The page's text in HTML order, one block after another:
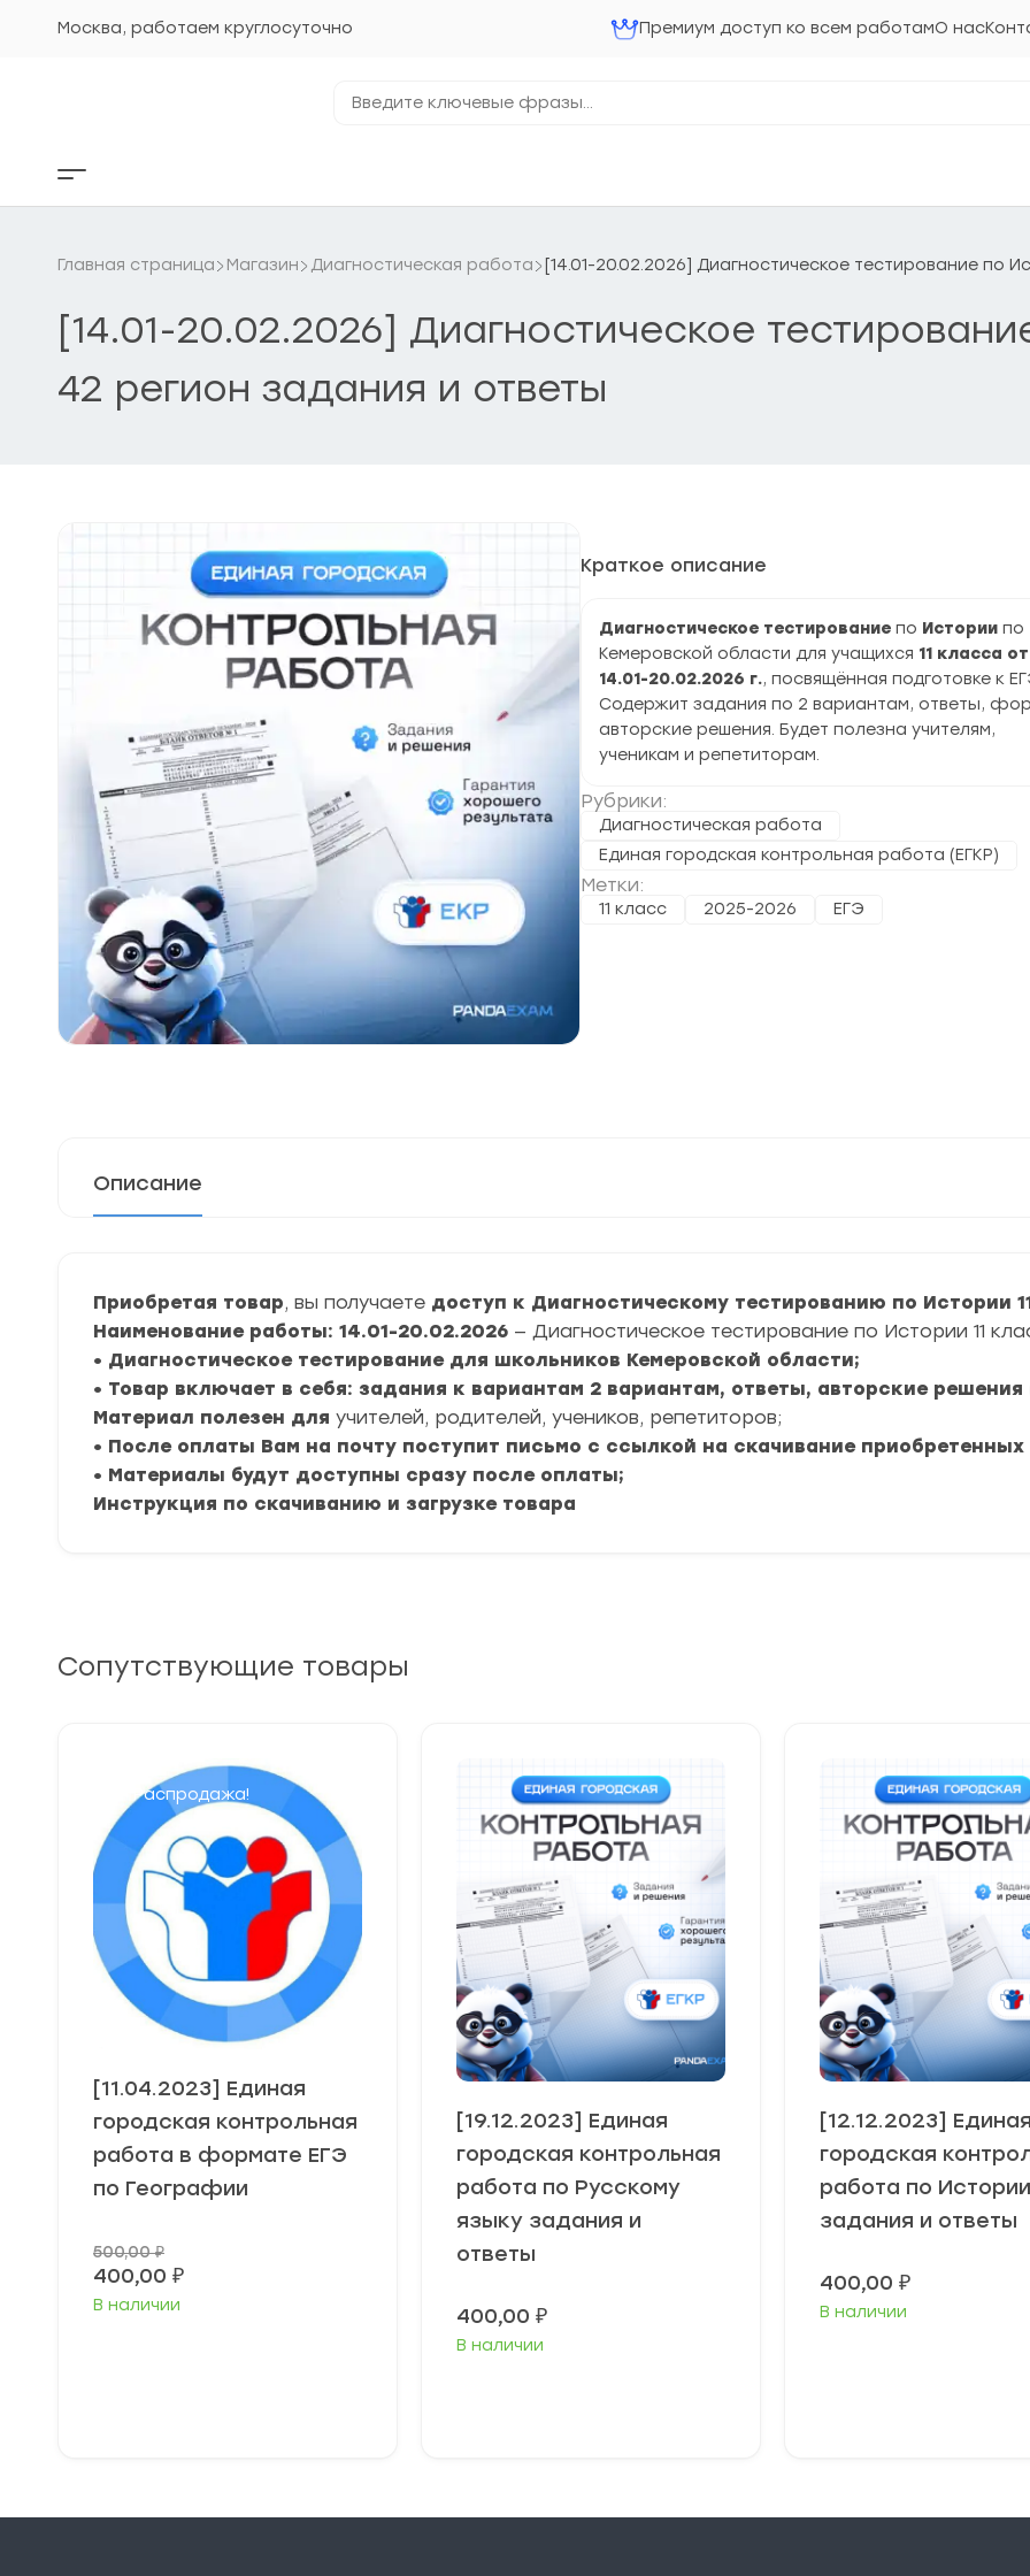
Москва, работаем круглосуточно Премиум доступ ко всем работамО нас
ключевые
Кнопка
бокового
Главная страница Магазин Диагностическая работа [14.01-20.02.2026] Диагностическое тестирование по
[14.01-20.02.2026] Диагностическое
42 регион задания и ответы
Краткое описание
Диагностическое тестирование по Истории по
Кемеровской области для учащихся 11 класса от
14.01-20.02.2026 г., посвящённая подготовке к
Содержит задания по 2 вариантам, ответы,
авторские решения. Будет полезна учителям,
ученикам и репетиторам.
Рубрики:
Диагностическая работа
Единая городская контрольная работа (ЕГКР)
Метки:
11 класс 2025-2026 ЕГЭ
Описание
Приобретая товар, вы получаете доступ к Диагностическому тестированию по Истории
Наименование работы: 14.01-20.02.2026 — Диагностическое тестирование по Истории 11
• Диагностическое тестирование для школьников Кемеровской области;
• Товар включает в себя: задания к вариантам 2 вариантам, ответы, авторские решения
Материал полезен для учителей, родителей, учеников, репетиторов;
• После оплаты Вам на почту поступит письмо с ссылкой на скачивание приобретенных
• Материалы будут доступны сразу после оплаты;
Инструкция по скачиванию и загрузке товара
Сопутствующие товары
Распродажа!
[11.04.2023] Единая
городская контрольная
работа в формате ЕГЭ
по Географии
500,00₽
400,00 ₽
В наличии
[19.12.2023] Единая
городская контрольная
работа по Русскому
языку задания и
ответы
400,00 ₽
В наличии
[12.12.2023] Единая
городская
работа по Истории
задания и ответы
400,00 ₽
В наличии